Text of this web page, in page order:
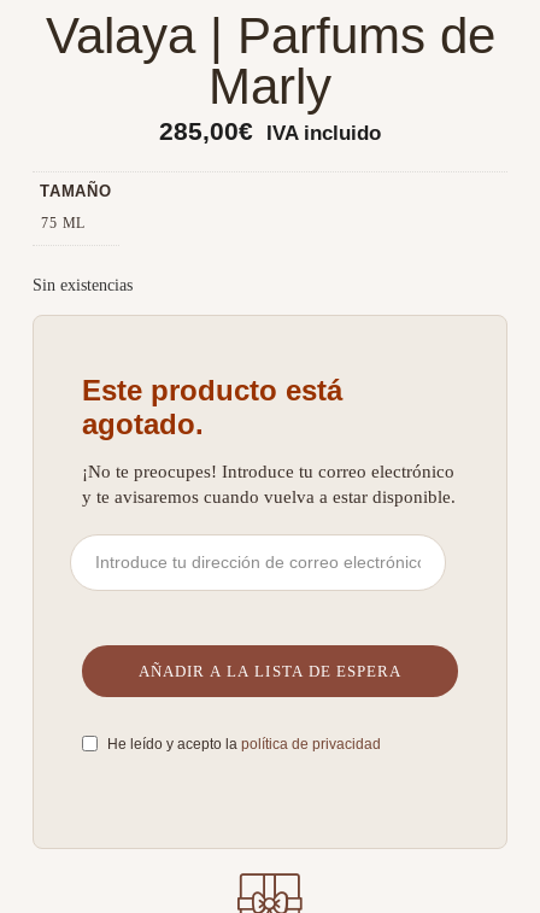
Valaya | Parfums de
Marly
285,00€ IVA incluido
TAMAÑO
75 ML
Sin existencias
Este producto está
agotado.
¡No te preocupes! Introduce tu correo electrónico
y te avisaremos cuando vuelva a estar disponible.
He leído y acepto la política de privacidad